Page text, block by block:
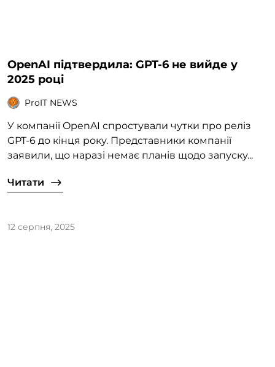
OpenAI підтвердила: GPT-6 не вийде у
2025 році
ProIT NEWS
У компанії OpenAI спростували чутки про реліз
GPT-6 до кінця року. Представники компанії
заявили, що наразі немає планів щодо запуску...
Читати
12 серпня, 2025